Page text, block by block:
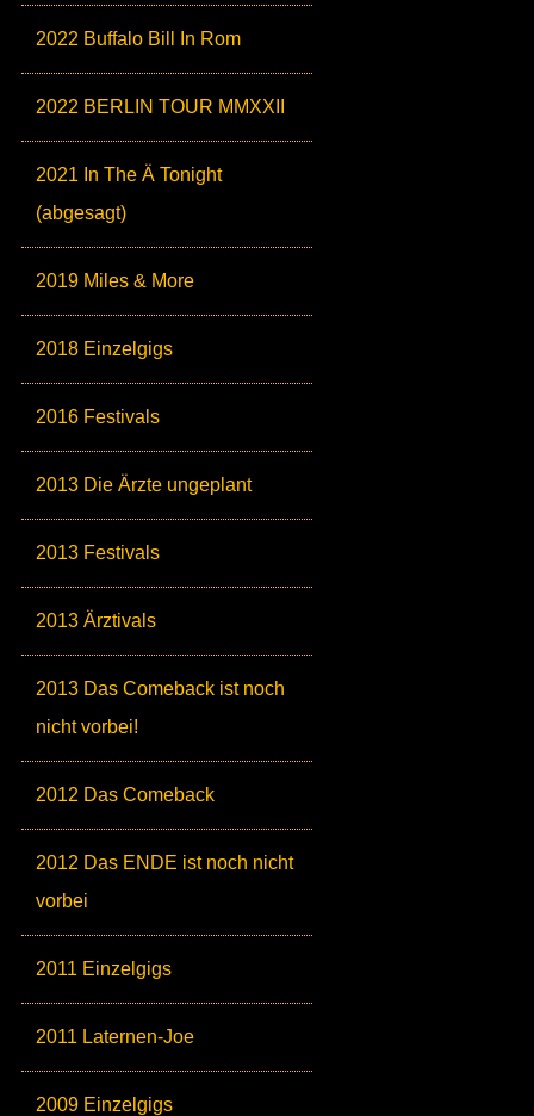
2022 Buffalo Bill In Rom
2022 BERLIN TOUR MMXXII
2021 In The Ä Tonight
(abgesagt)
2019 Miles & More
2018 Einzelgigs
2016 Festivals
2013 Die Ärzte ungeplant
2013 Festivals
2013 Ärztivals
2013 Das Comeback ist noch
nicht vorbei!
2012 Das Comeback
2012 Das ENDE ist noch nicht
vorbei
2011 Einzelgigs
2011 Laternen-Joe
2009 Einzelgigs